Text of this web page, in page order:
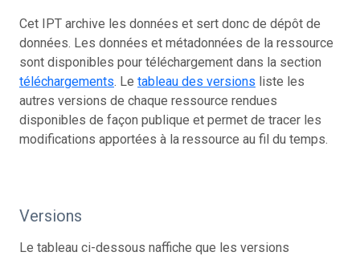
Cet IPT archive les données et sert donc de dépôt de
données. Les données et métadonnées de la ressource
sont disponibles pour téléchargement dans la section
téléchargements. Le tableau des versions liste les
autres versions de chaque ressource rendues
disponibles de façon publique et permet de tracer les
modifications apportées à la ressource au fil du temps.
Versions
Le tableau ci-dessous naffiche que les versions